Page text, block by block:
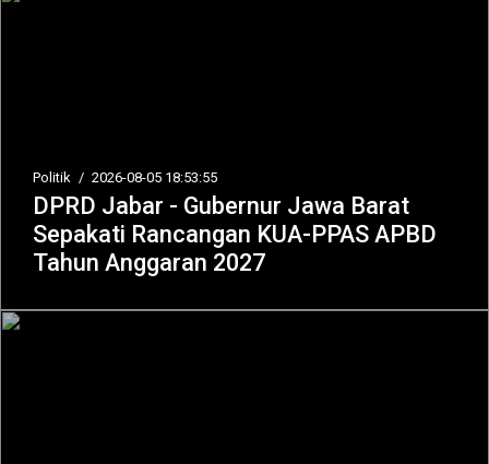
Politik / 2026-08-05 18:53:55
DPRD Jabar - Gubernur Jawa Barat
Sepakati Rancangan KUA-PPAS APBD
Tahun Anggaran 2027